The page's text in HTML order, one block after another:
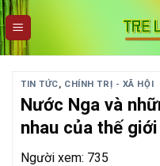
Skip
to
content
TIN TỨC, CHÍNH TRỊ - XÃ HỘI
Nước Nga và
nhau của thế
Người xem: 735